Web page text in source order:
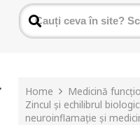
Home
Medicină
Zincul și echilibrul
neuroinflamație și